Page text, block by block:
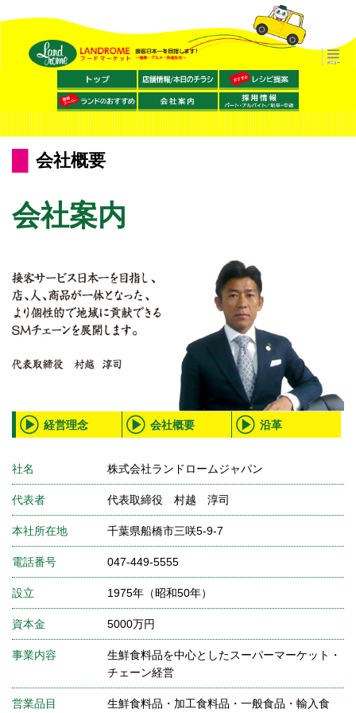
会社概要
会社案内
経営理念 会社概要 沿革
社名 株式会社ランドロームジャパン
代表者 代表取締役 村越 淳司
本社所在地 千葉県船橋市三咲5-9-7
電話番号 047-449-5555
設立 1975年（昭和50年）
資本金 5000万円
事業内容
生鮮食料品を中心としたスーパーマーケット・
チェーン経営
営業品目 生鮮食料品・加工食料品・一般食品・輸入食